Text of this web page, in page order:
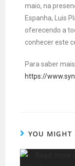
maio, na
Espanha, Luis
oferecendo a
conhecer este
Para saber
https://
YOU MIGHT